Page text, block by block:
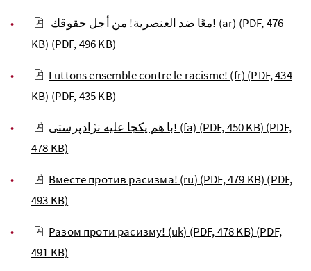
KB) (PDF, 496 KB)
Luttons ensemble contre le racisme! (fr) (PDF, 434
KB) (PDF, 435 KB)
با هم یکجا علیه نژادپرستی! (fa) (PDF, 450 KB) (PDF,
478 KB)
Вместе против расизма! (ru) (PDF, 479 KB) (PDF,
493 KB)
Разом проти расизму! (uk) (PDF, 478 KB) (PDF,
491 KB)